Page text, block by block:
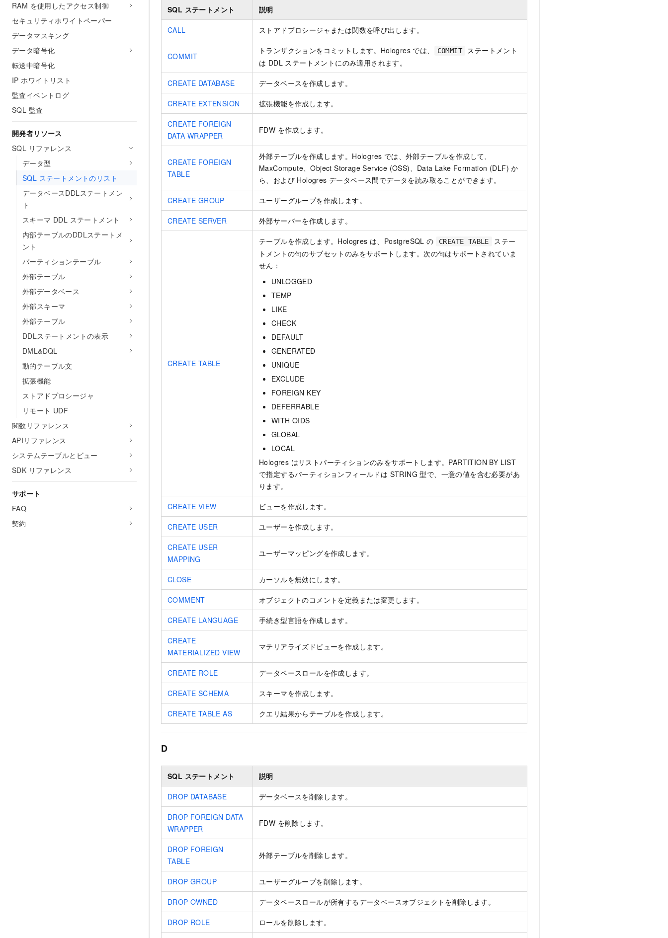
RAM を使用したアクセス制御
セキュリティホワイトペーパー
データマスキング
データ暗号化
転送中暗号化
IP ホワイトリスト
監査イベントログ
SQL 監査
開発者リソース
SQL リファレンス
データ型
SQL ステートメントのリスト
データベースDDLステートメン
ト
スキーマ DDL ステートメント
内部テーブルのDDLステートメ
ント
パーティションテーブル
外部テーブル
外部データベース
外部スキーマ
外部テーブル
DDLステートメントの表示
DML&DQL
動的テーブル文
拡張機能
ストアドプロシージャ
リモート UDF
関数リファレンス
APIリファレンス
システムテーブルとビュー
SDK リファレンス
サポート
FAQ
契約
SQL ステートメント 説明
CALL ストアドプロシージャまたは関数を呼び出します。
COMMIT
トランザクションをコミットします。Hologres では、 COMMIT
ステートメント
は DDL ステートメントにのみ適用されます。
CREATE DATABASE データベースを作成します。
CREATE EXTENSION 拡張機能を作成します。
CREATE FOREIGN
DATA WRAPPER
FDW を作成します。
CREATE FOREIGN
TABLE
外部テーブルを作成します。Hologres では、外部テーブルを作成して、
MaxCompute、Object Storage Service (OSS)、Data Lake Formation (DLF) か
ら、および Hologres データベース間でデータを読み取ることができます。
CREATE GROUP ユーザーグループを作成します。
CREATE SERVER 外部サーバーを作成します。
CREATE TABLE
テーブルを作成します。Hologres は、PostgreSQL の CREATE TABLE
ステー
トメントの句のサブセットのみをサポートします。次の句はサポートされていま
せん：
UNLOGGED
TEMP
LIKE
CHECK
DEFAULT
GENERATED
UNIQUE
EXCLUDE
FOREIGN KEY
DEFERRABLE
WITH OIDS
GLOBAL
LOCAL
Hologres はリストパーティションのみをサポートします。PARTITION BY LIST
で指定するパーティションフィールドは STRING 型で、一意の値を含む必要があ
ります。
CREATE VIEW ビューを作成します。
CREATE USER ユーザーを作成します。
CREATE USER
MAPPING
ユーザーマッピングを作成します。
CLOSE カーソルを無効にします。
COMMENT オブジェクトのコメントを定義または変更します。
CREATE LANGUAGE 手続き型言語を作成します。
CREATE
MATERIALIZED VIEW
マテリアライズドビューを作成します。
CREATE ROLE データベースロールを作成します。
CREATE SCHEMA スキーマを作成します。
CREATE TABLE AS クエリ結果からテーブルを作成します。
D
SQL ステートメント 説明
DROP DATABASE データベースを削除します。
DROP FOREIGN DATA
WRAPPER
FDW を削除します。
DROP FOREIGN
TABLE
外部テーブルを削除します。
DROP GROUP ユーザーグループを削除します。
DROP OWNED データベースロールが所有するデータベースオブジェクトを削除します。
DROP ROLE ロールを削除します。